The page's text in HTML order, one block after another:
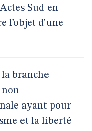
Sud en
l’objet d’une
la branche
non
ayant pour
et la liberté